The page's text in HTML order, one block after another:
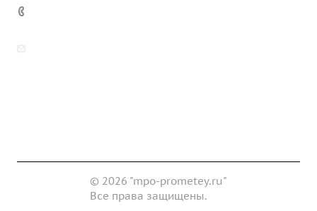
© 2026 "mpo-prometey.ru"
Все права защищены.